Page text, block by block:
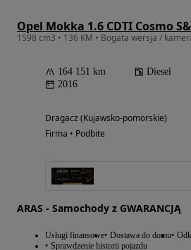
Opel Mokka 1.6 CDTI Cosmo
1598 cm3 • 136 KM • Bogata wersja /
164 151 km Diesel
2016
Dragacz (Kujawsko-pomorskie)
Firma • Podbite
ARAS - Samochody z GWARANCJĄ
Usługi finansowe Dostawa do domu
Sprawdzenie historii pojazdu